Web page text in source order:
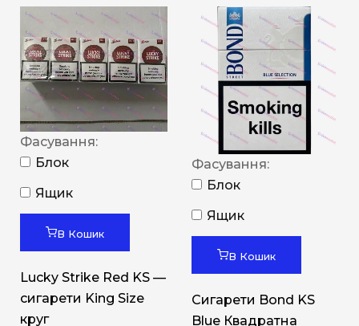
Фасування:
Блок
Ящик
В Кошик
Lucky Strike Red KS —
сигарети King Size
круг
Фасування:
Блок
Ящик
В Кошик
Сигарети Bond KS
Blue Квадратна